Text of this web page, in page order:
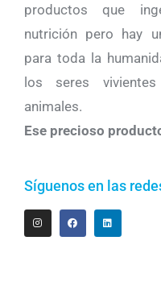
productos que
nutrición pero hay
para toda la
los seres
animales.
Ese precioso
Síguenos en las